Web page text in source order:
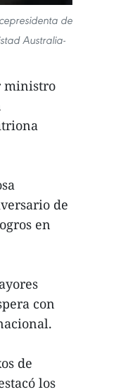
de
Australia-
ministro
de
en
con
de
los